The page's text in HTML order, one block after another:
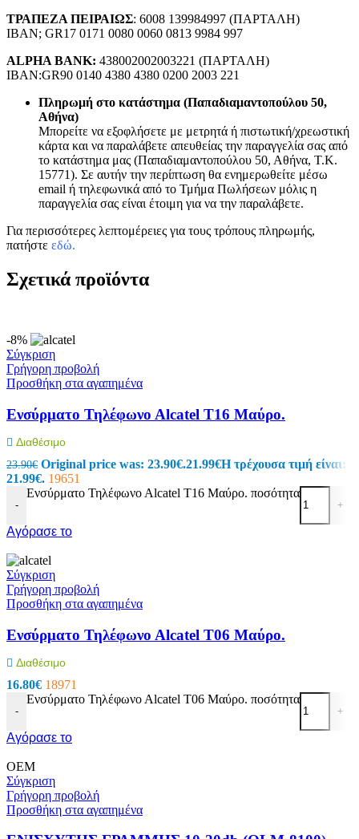
ΤΡΑΠΕΖΑ ΠΕΙΡΑΙΩΣ: 6008 139984997 (ΠΑΡΤΑΛΗ)
IBAN; GR17 0171 0080 0060 0813 9984 997
ALPHA BANK: 438002002003221 (ΠΑΡΤΑΛΗ)
IBAN:GR90 0140 4380 4380 0200 2003 221
Πληρωμή στο κατάστημα (Παπαδιαμαντοπούλου 50,
Αθήνα)
Μπορείτε να εξοφλήσετε με μετρητά ή πιστωτική/χρεωστική
κάρτα και να παραλάβετε απευθείας την παραγγελία σας από
το κατάστημα μας (Παπαδιαμαντοπούλου 50, Αθήνα, Τ.Κ.
15771). Σε αυτήν την περίπτωση θα ενημερωθείτε μέσω
email ή τηλεφωνικά από το Τμήμα Πωλήσεων μόλις η
παραγγελία σας είναι έτοιμη για να την παραλάβετε.
Για περισσότερες λεπτομέρειες για τους τρόπους πληρωμής,
πατήστε εδώ.
Σχετικά προϊόντα
-8%
Σύγκριση
Γρήγορη προβολή
Προσθήκη στα αγαπημένα
Ενσύρματο Τηλέφωνο Αlcatel T16 Μαύρο.
Διαθέσιμο
23.90€ Original price was: 23.90€.21.99€Η τρέχουσα τιμή είναι:
21.99€. 19651
-
Ενσύρματο Τηλέφωνο Αlcatel T16 Μαύρο. ποσότητα
+
Αγόρασε το
Σύγκριση
Γρήγορη προβολή
Προσθήκη στα αγαπημένα
Ενσύρματο Τηλέφωνο Αlcatel T06 Μαύρο.
Διαθέσιμο
16.80€ 18971
-
Ενσύρματο Τηλέφωνο Αlcatel T06 Μαύρο. ποσότητα
+
Αγόρασε το
OEM
Σύγκριση
Γρήγορη προβολή
Προσθήκη στα αγαπημένα